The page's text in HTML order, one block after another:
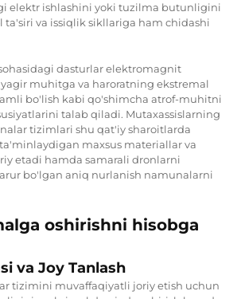
elektr ishlashini yoki tuzilma butunligini
ta'siri va issiqlik sikllariga ham chidashi
dasturlar elektromagnit
muhitga va haroratning ekstremal
bo'lish kabi qo'shimcha atrof-muhitni
talab qiladi. Mutaxassislarning
tizimlari shu qat'iy sharoitlarda
maxsus materiallar va
etadi hamda samarali dronlarni
bo'lgan aniq nurlanish namunalarni
oshirishni hisobga
va Joy Tanlash
tizimini muvaffaqiyatli joriy etish uchun